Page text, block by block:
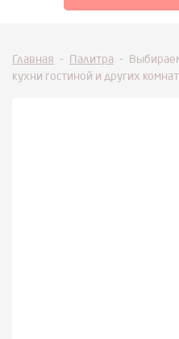
Главная - Палитра -
кухни гостиной и других